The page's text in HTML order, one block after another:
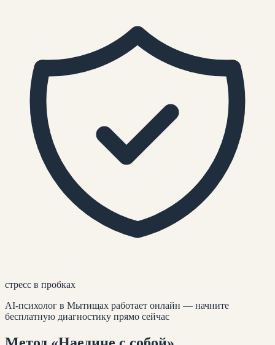
стресс в пробках
AI-психолог в Мытищах работает онлайн — начните
бесплатную диагностику прямо сейчас